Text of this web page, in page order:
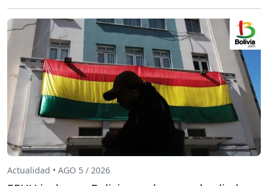
Actualidad • AGO 5 / 2026